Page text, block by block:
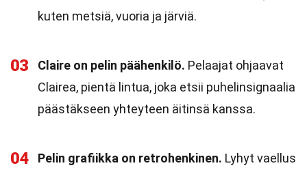
kuten metsiä, vuoria ja järviä.
03 Claire on pelin päähenkilö. Pelaajat ohjaavat
Clairea, pientä lintua, joka etsii puhelinsignaalia
päästäkseen yhteyteen äitinsä kanssa.
04 Pelin grafiikka on retrohenkinen. Lyhyt vaellus